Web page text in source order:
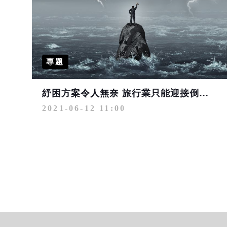
專題
紓困方案令人無奈 旅行業只能迎接倒閉潮到來？
2021-06-12 11:00